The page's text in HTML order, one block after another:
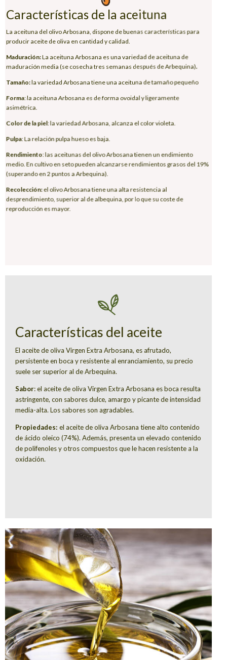
Características de la aceituna
La aceituna del olivo Arbosana, dispone de buenas características para
producir aceite de oliva en cantidad y calidad.
Maduración:La aceituna Arbosana es una variedad de aceituna de
maduración media (se cosecha tres semanas después de Arbequina).
Tamaño:la variedad Arbosana tiene una aceituna de tamaño pequeño
Forma: la aceituna Arbosana es de forma ovoidal y ligeramente
asimétrica.
Color de la piel: la variedad Arbosana, alcanza el color violeta.
Pulpa: La relación pulpa hueso es baja.
Rendimiento: las aceitunas del olivo Arbosana tienen un endimiento
medio. En cultivo en seto pueden alcanzarse rendimientos grasos del 19%
(superando en 2 puntos a Arbequina).
Recolección:el olivo Arbosana tiene una alta resistencia al
desprendimiento, superior al de albequina, por lo que su coste de
reproducción es mayor.
Características del aceite
El aceite de oliva Virgen Extra Arbosana, es afrutado,
persistente en boca y resistente al enranciamiento, su precio
suele ser superior al de Arbequina.
Sabor: el aceite de oliva Virgen Extra Arbosana es boca resulta
astringente, con sabores dulce, amargo y picante de intensidad
media-alta. Los sabores son agradables.
Propiedades: el aceite de oliva Arbosana tiene alto contenido
de ácido oleico (74%). Además, presenta un elevado contenido
de polifenoles y otros compuestos que le hacen resistente a la
oxidación.